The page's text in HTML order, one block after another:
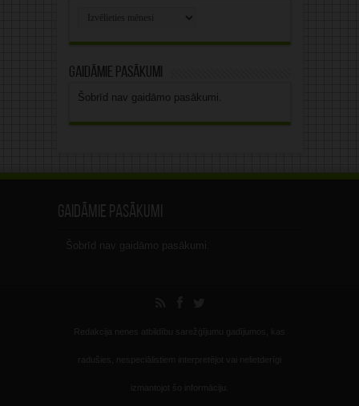
Gaidāmie pasākumi
Šobrīd nav gaidāmo pasākumi.
Gaidāmie pasākumi
Šobrīd nav gaidāmo pasākumi.
Redakcija nenes atbildību sarežģījumu gadījumos, kas